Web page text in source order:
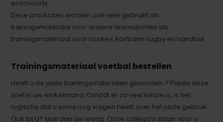
enzovoorts
Deze producten worden ook veel gebruikt als
trainingsmateriaal voor andere teamsporten als
trainingsmateriaal voor hockey, korfbalm rugby en handbal
Trainingsmateriaal voetbal bestellen
Heeft u de juiste trainingsmaterialen gevonden ? Plaats deze
snel in uw winkelmand. Omdat er zo veel keuze is, is het
logische dat u soms nog vragen heeft over het juiste gebruik.
Ook bij U? Mail dan uw vraag. Onze collega’s staan voor u